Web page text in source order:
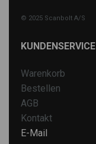
© 2025 Scanbolt A/S
KUNDENSERVICE
Warenkorb
Bestellen
AGB
Kontakt
E-Mail